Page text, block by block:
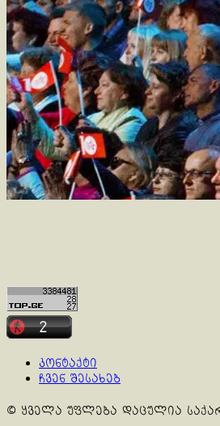
კონტაქტი
ჩვენ შესახებ
© ყველა უფლება დაცულია